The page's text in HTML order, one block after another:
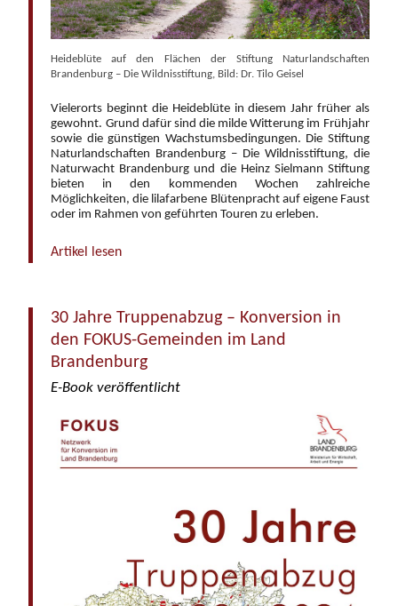
Heideblüte auf den Flächen der Stiftung Naturlandschaften
Brandenburg – Die Wildnisstiftung, Bild: Dr. Tilo Geisel
Vielerorts beginnt die Heideblüte in diesem Jahr früher als
gewohnt. Grund dafür sind die milde Witterung im Frühjahr
sowie die günstigen Wachstumsbedingungen. Die Stiftung
Naturlandschaften Brandenburg – Die Wildnisstiftung, die
Naturwacht Brandenburg und die Heinz Sielmann Stiftung
bieten in den kommenden Wochen zahlreiche
Möglichkeiten, die lilafarbene Blütenpracht auf eigene Faust
oder im Rahmen von geführten Touren zu erleben.
Artikel lesen
30 Jahre Truppenabzug – Konversion in
den FOKUS-Gemeinden im Land
Brandenburg
E-Book veröffentlicht